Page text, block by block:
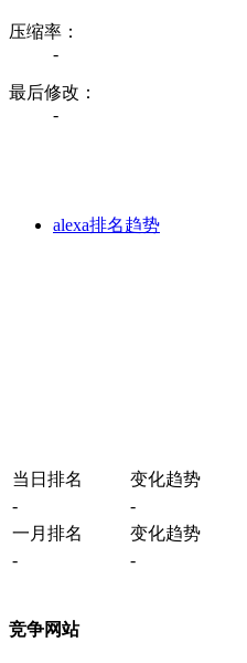
压缩率：
-
最后修改：
-
alexa排名趋势
当日排名 变化趋势
-
-
一月排名
变化趋势
-
-
竞争网站